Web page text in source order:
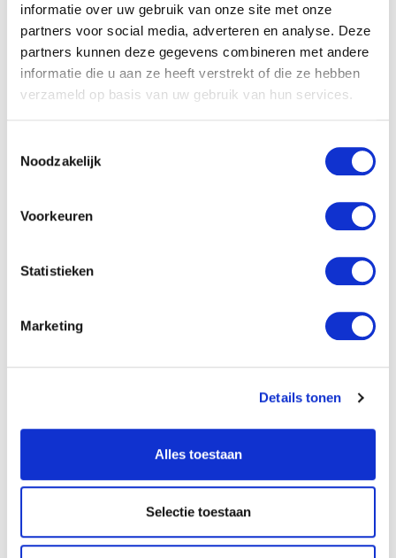
informatie over uw gebruik van onze site met onze
partners voor social media, adverteren en analyse. Deze
partners kunnen deze gegevens combineren met andere
informatie die u aan ze heeft verstrekt of die ze hebben
verzameld op basis van uw gebruik van hun services.
Noodzakelijk
Voorkeuren
Statistieken
Marketing
Details tonen
Alles toestaan
Selectie toestaan
In winkelmandje
Mijn eerste jaar
Een anders dan anders, vertederend invulboek voor
Voor 12 uur besteld, vandaag verzonden
In winkelmandje